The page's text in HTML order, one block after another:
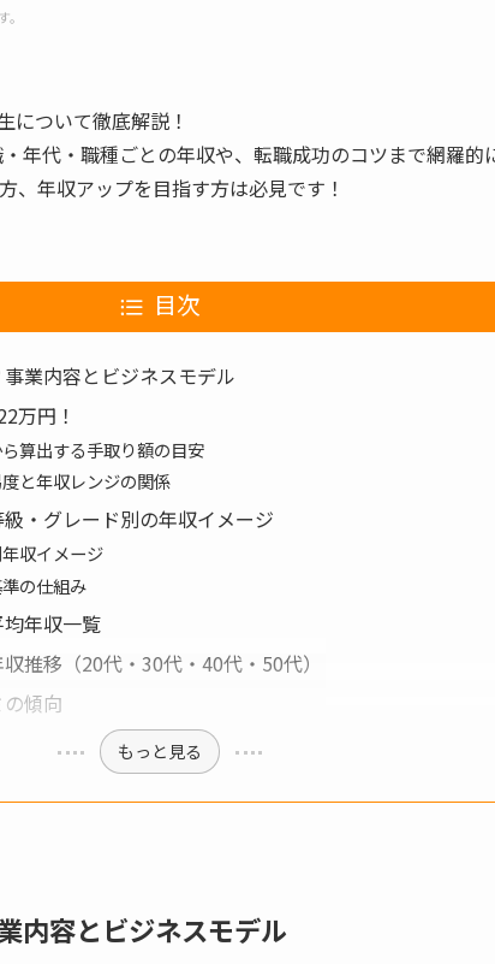
について徹底解説！
年代・職種ごとの年収や、転職成功のコツまで網羅的
、年収アップを目指す方は必見です！
目次
業内容とビジネスモデル
万円！
算出する手取り額の目安
と年収レンジの関係
・グレード別の年収イメージ
収イメージ
の仕組み
均年収一覧
推移（20代・30代・40代・50代）
傾向
もっと見る
内容とビジネスモデル